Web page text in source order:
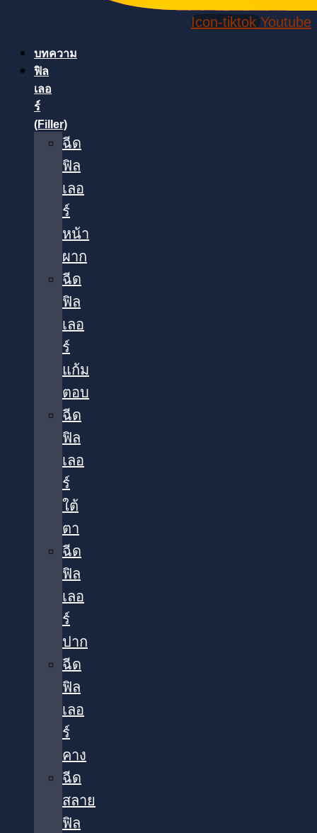
Icon-tiktok Youtube
บทความ
ฟิล
เลอ
ร์
(Filler)
ฉีด
ฟิล
เลอ
ร์
หน้า
ผาก
ฉีด
ฟิล
เลอ
ร์
แก้ม
ตอบ
ฉีด
ฟิล
เลอ
ร์
ใต้
ตา​
ฉีด
ฟิล
เลอ
ร์
ปาก
ฉีด
ฟิล
เลอ
ร์
คาง
ฉีด
สลาย
ฟิล